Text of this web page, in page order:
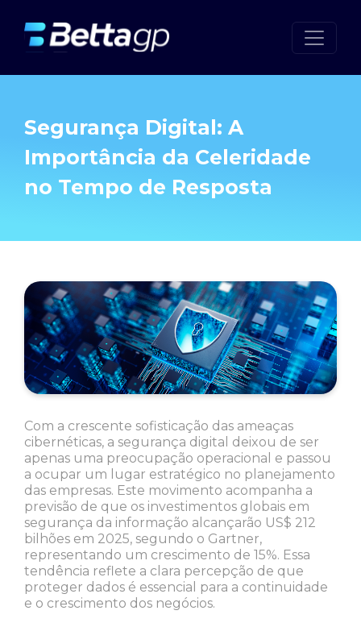
Segurança Digital: A
Importância da Celeridade
no Tempo de Resposta
Com a crescente sofisticação das ameaças
cibernéticas, a segurança digital deixou de ser
apenas uma preocupação operacional e passou
a ocupar um lugar estratégico no planejamento
das empresas. Este movimento acompanha a
previsão de que os investimentos globais em
segurança da informação alcançarão US$ 212
bilhões em 2025, segundo o Gartner,
representando um crescimento de 15%. Essa
tendência reflete a clara percepção de que
proteger dados é essencial para a continuidade
e o crescimento dos negócios.